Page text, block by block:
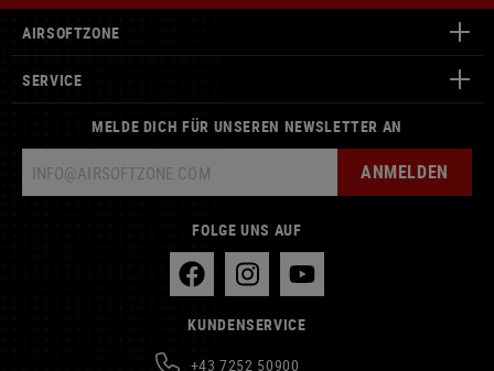
AIRSOFTZONE
SERVICE
MELDE DICH FÜR UNSEREN NEWSLETTER AN
ANMELDEN
FOLGE UNS AUF
KUNDENSERVICE
+43 7252 50900